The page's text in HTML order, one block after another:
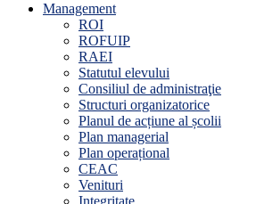
Management
ROI
ROFUIP
RAEI
Statutul elevului
Consiliul de administraţie
Structuri organizatorice
Planul de acțiune al școlii
Plan managerial
Plan operațional
CEAC
Venituri
Integritate